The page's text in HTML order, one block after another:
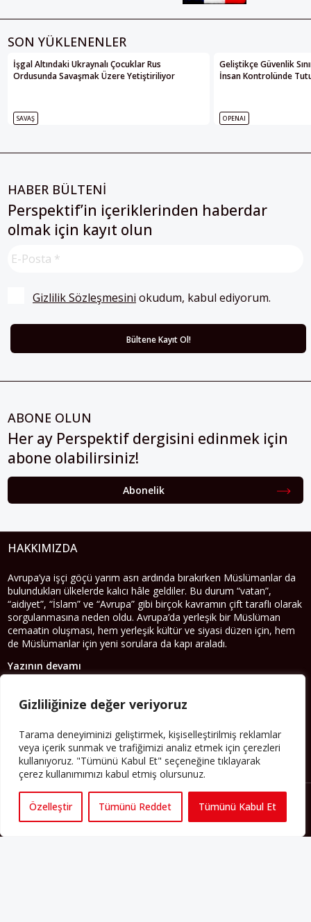
Gizliliğinize değer veriyoruz
Tarama deneyiminizi geliştirmek, kişiselleştirilmiş reklamlar
veya içerik sunmak ve trafiğimizi analiz etmek için çerezleri
kullanıyoruz. "Tümünü Kabul Et" seçeneğine tıklayarak
çerez kullanımımızı kabul etmiş olursunuz.
Özelleştir Tümünü Reddet Tümünü Kabul Et
SON YÜKLENENLER
İşgal Altındaki Ukraynalı Çocuklar Rus
Ordusunda Savaşmak Üzere Yetiştiriliyor
SAVAŞ
Geliştikçe Güvenlik
İnsan Kontrolünde
OPENAI
HABER BÜLTENİ
Perspektif’in içeriklerinden haberdar
olmak için kayıt olun
Gizlilik Sözleşmesini okudum, kabul ediyorum.
ABONE OLUN
Her ay Perspektif dergisini edinmek için
abone olabilirsiniz!
Abonelik
HAKKIMIZDA
Avrupa’ya işçi göçü yarım asrı ardında bırakırken Müslümanlar da
bulundukları ülkelerde kalıcı hâle geldiler. Bu durum “vatan”,
“aidiyet”, “İslam” ve “Avrupa” gibi birçok kavramın çift taraflı olarak
sorgulanmasına neden oldu. Avrupa’da yerleşik bir Müslüman
cemaatin oluşması, hem yerleşik kültür ve siyasi düzen için, hem
de Müslümanlar için yeni sorulara da kapı araladı.
Yazının devamı
PERSPEKTIF’I SOSYAL MEDYADA TAKIP EDEBILIRSINIZ